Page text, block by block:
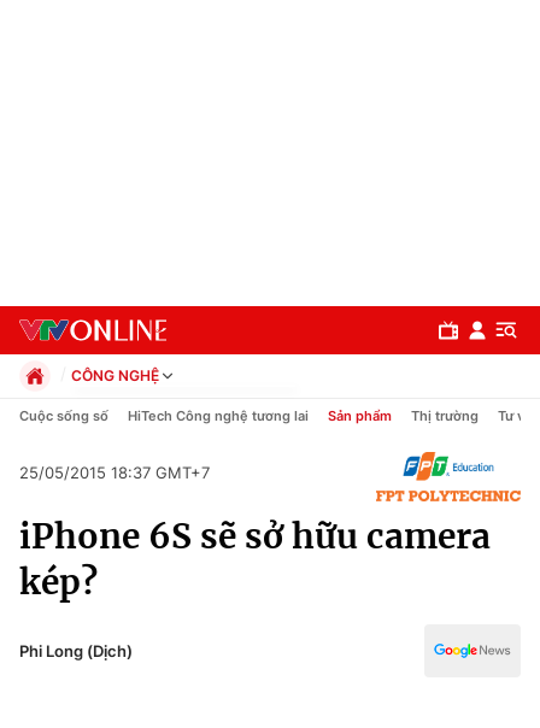
Chính trị
CÔNG NGHỆ
Chính trị
Pháp luật
Thể thao
Truyền hình
Văn hóa - Giải trí
Đời sống
Cuộc sống số HiTech Công nghệ tương lai Sản phẩm Thị trường Tư vấn
25/05/2015 18:37 GMT+7
iPhone 6S sẽ sở hữu camera
kép?
Phi Long (Dịch)